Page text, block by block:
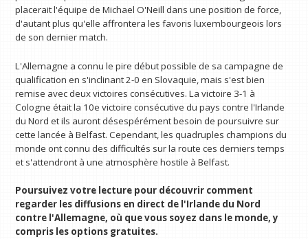
placerait l'équipe de Michael O'Neill dans une position de force,
d'autant plus qu'elle affrontera les favoris luxembourgeois lors
de son dernier match.
L'Allemagne a connu le pire début possible de sa campagne de
qualification en s'inclinant 2-0 en Slovaquie, mais s'est bien
remise avec deux victoires consécutives. La victoire 3-1 à
Cologne était la 10e victoire consécutive du pays contre l'Irlande
du Nord et ils auront désespérément besoin de poursuivre sur
cette lancée à Belfast. Cependant, les quadruples champions du
monde ont connu des difficultés sur la route ces derniers temps
et s'attendront à une atmosphère hostile à Belfast.
Poursuivez votre lecture pour découvrir comment
regarder les diffusions en direct de l'Irlande du Nord
contre l'Allemagne, où que vous soyez dans le monde, y
compris les options gratuites.